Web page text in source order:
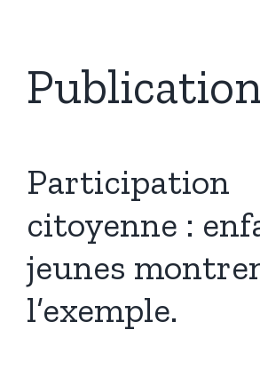
Participation
citoyenne :
jeunes
l’exemple.